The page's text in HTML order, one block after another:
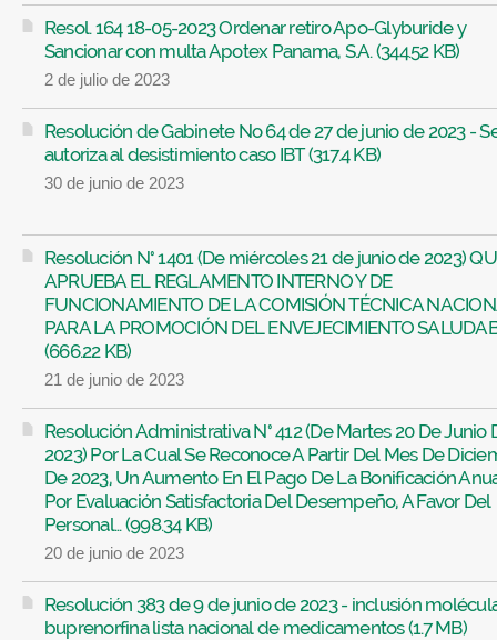
Resol. 164 18-05-2023 Ordenar retiro Apo-Glyburide y
Sancionar con multa Apotex Panama, S.A. (344.52 KB)
2 de julio de 2023
Resolución de Gabinete No 64 de 27 de junio de 2023 -
autoriza al desistimiento caso IBT (317.4 KB)
30 de junio de 2023
Resolución N° 1401 (De miércoles 21 de junio de 2023)
APRUEBA EL REGLAMENTO INTERNO Y DE
FUNCIONAMIENTO DE LA COMISIÓN TÉCNICA
PARA LA PROMOCIÓN DEL ENVEJECIMIENTO
(666.22 KB)
21 de junio de 2023
Resolución Administrativa N° 412 (De Martes 20 De Junio
2023) Por La Cual Se Reconoce A Partir Del Mes De
De 2023, Un Aumento En El Pago De La Bonificación
Por Evaluación Satisfactoria Del Desempeño, A Favor Del
Personal... (998.34 KB)
20 de junio de 2023
Resolución 383 de 9 de junio de 2023 - inclusión
buprenorfina lista nacional de medicamentos (1.7 MB)